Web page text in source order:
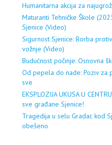
Humanitarna akcija za
Maturanti Tehničke Škole
Sjenice (Video)
Sigurnost Sjenice: Borba
vožnje (Video)
Budućnost počinje: Osnovna
Od pepela do nade: Poziv za
sve
EKSPLOZIJA UKUSA U
sve građane Sjenice!
Tragedija u selu Gradac kod
obešeno